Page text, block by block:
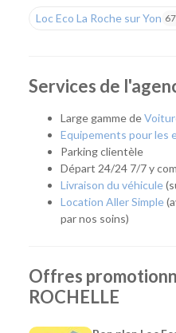
simplement besoin d'un
agence vous accompagne
Aytré, Périgny, Angoulins,
communes voisines.
Quel véhicule choisir ?
Notre agence propose une
tous les usages :
quotidien.
Routières, SUV et
les longs trajets.
Minibus pour voyager
Loc Eco La Roche sur Yon
Services de
Large gamme de
Equipements pour les
Parking clientèle
Départ 24/24 7/7 y
Livraison du véhicule
Location Aller Simple
par nos soins)
Offres
ROCHELLE